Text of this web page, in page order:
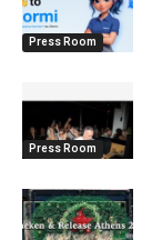
Press Room
Press Room